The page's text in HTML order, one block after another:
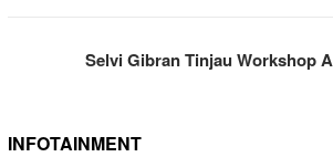
Selvi Gibran Tinjau Workshop
INFOTAINMENT